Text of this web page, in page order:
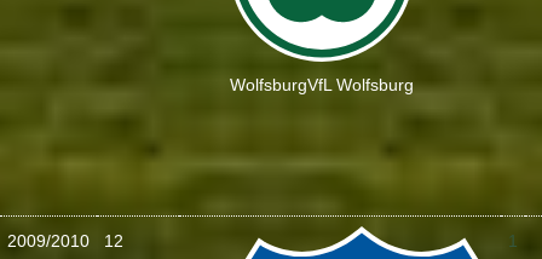
WolfsburgVfL Wolfsburg
2009/2010 12
1